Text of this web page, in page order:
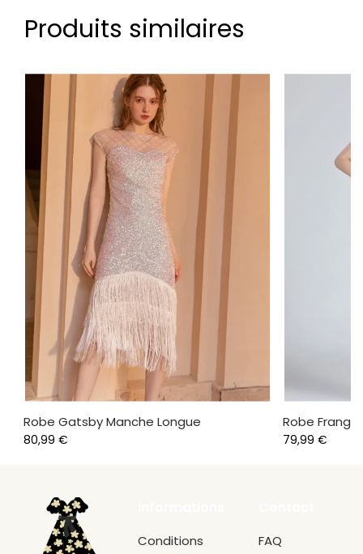
Produits similaires
Robe Gatsby Manche Longue
80,99 €
Robe
79,99 €
Conditions FAQ